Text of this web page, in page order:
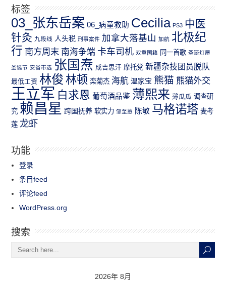
标签
03_张东岳案 06_病童救助 Cecilia PS3 中医
针灸 九段线 人头税 刑事案件 加拿大落基山 加航 北极纪
行 南方周末 南海争端 卡车司机 双重国籍 同一首歌 圣诞灯屋
圣诞节 安省市选 张国焘 成吉思汗 摩托党 新疆杂技团员脱队
最低工资 林俊 林顿 栾菊杰 海航 温家宝 熊猫 熊猫外交
王立军 白求恩 葡萄酒品鉴 薄熙来 薄瓜瓜 调查研
究 赖昌星 跨国抚养 软实力 邹至蕙 陈敏 马格诺塔 麦考
莲 龙虾
功能
登录
条目feed
评论feed
WordPress.org
搜索
2026年 8月